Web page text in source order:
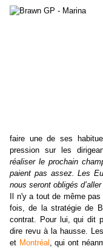
faire une de ses
pression sur les
réaliser le prochain
paient pas assez. Les
nous seront obligés
Il n'y a tout de même
fois, de la stratégie de
contrat. Pour lui, qui dit
dire revu à la hausse.
et Montréal , qui ont